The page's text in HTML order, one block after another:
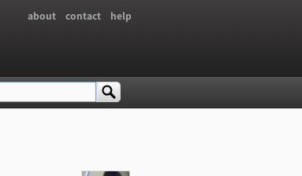
about contact help
폼
찾기